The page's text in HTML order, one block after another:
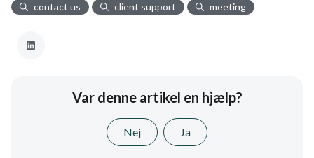
contact us client support meeting
Var denne artikel en hjælp?
Nej Ja